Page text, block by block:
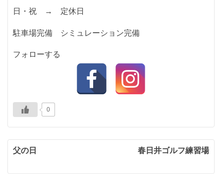
日・祝 → 定休日
駐車場完備 シミュレーション完備
フォローする
0
投
父の日 春日井ゴルフ練習場